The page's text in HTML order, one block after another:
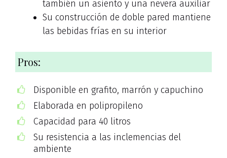
también un asiento y una nevera auxiliar
Su construcción de doble pared mantiene
las bebidas frías en su interior
Pros:
Disponible en grafito, marrón y capuchino
Elaborada en polipropileno
Capacidad para 40 litros
Su resistencia a las inclemencias del
ambiente